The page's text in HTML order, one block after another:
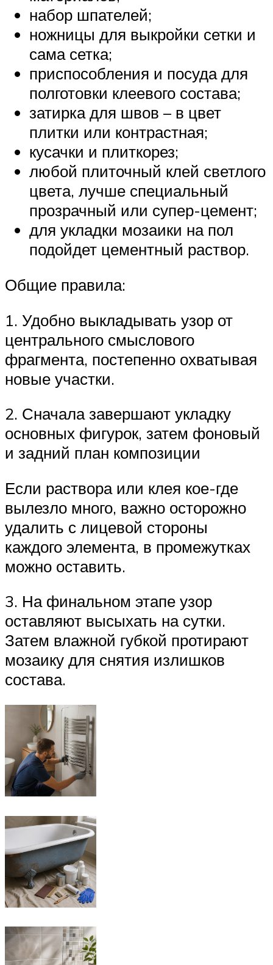
набор шпателей;
ножницы для выкройки сетки и
сама сетка;
приспособления и посуда для
полготовки клеевого состава;
затирка для швов – в цвет
плитки или контрастная;
кусачки и плиткорез;
любой плиточный клей светлого
цвета, лучше специальный
прозрачный или супер-цемент;
для укладки мозаики на пол
подойдет цементный раствор.
Общие правила:
1. Удобно выкладывать узор от
центрального смыслового
фрагмента, постепенно охватывая
новые участки.
2. Сначала завершают укладку
основных фигурок, затем фоновый
и задний план композиции
Если раствора или клея кое-где
вылезло много, важно осторожно
удалить с лицевой стороны
каждого элемента, в промежутках
можно оставить.
3. На финальном этапе узор
оставляют высыхать на сутки.
Затем влажной губкой протирают
мозаику для снятия излишков
состава.